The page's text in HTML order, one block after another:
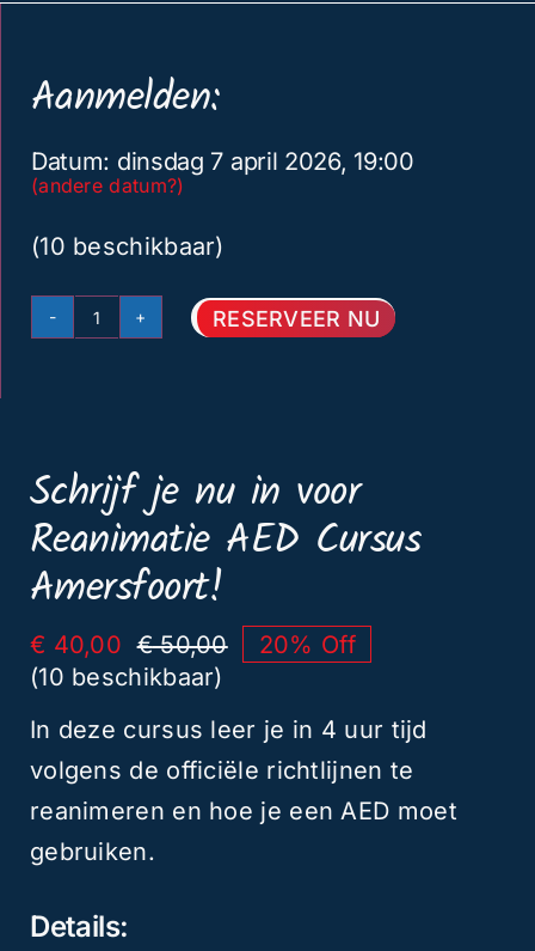
Schrijf je nu in voor
Reanimatie AED Cursus
Amersfoort!
€50,00Oorspronkelijke
was:
€ 50,00.
€ 40,00
Huidige
€ 40,00.
20% Off
(10 beschikbaar)
In deze cursus leer je in 4 uur tijd
volgens de officiële richtlijnen te
reanimeren en hoe je een AED moet
gebruiken.
Details:
Aanmelden:
Datum: dinsdag 7 april 2026, 19:00
(andere datum?)
(10 beschikbaar)
Reanimatie
Amersfoort
07
april
RESERVEER NU